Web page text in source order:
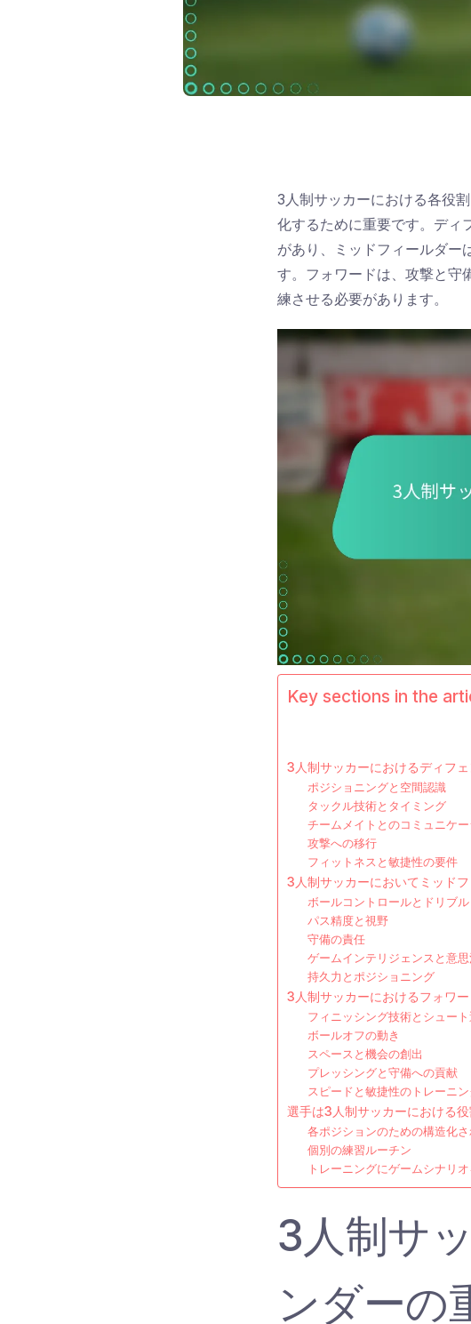
3人制サッカーにおける各役
化するために重要です。ディ
があり、ミッドフィールダー
す。フォワードは、攻撃と守
練させる必要があります。
Key sections in the
3人制サッカーにおけるディフ
ポジショニングと空間認識
タックル技術とタイミング
チームメイトとのコミュニケ
攻撃への移行
フィットネスと敏捷性の要件
3人制サッカーにおいてミッド
ボールコントロールとドリブル
パス精度と視野
守備の責任
ゲームインテリジェンスと意思
持久力とポジショニング
3人制サッカーにおけるフォワ
フィニッシング技術とシュー
ボールオフの動き
スペースと機会の創出
プレッシングと守備への貢献
スピードと敏捷性のトレーニ
選手は3人制サッカーにおける
各ポジションのための構造化
個別の練習ルーチン
トレーニングにゲームシナリ
3人制サ
ンダーの